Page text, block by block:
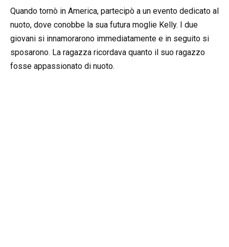
Quando tornò in America, partecipò a un evento dedicato al
nuoto, dove conobbe la sua futura moglie Kelly. I due
giovani si innamorarono immediatamente e in seguito si
sposarono. La ragazza ricordava quanto il suo ragazzo
fosse appassionato di nuoto.